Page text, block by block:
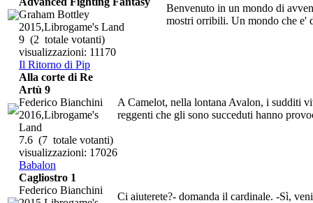
Benvenuto in un mondo di
mostri orribili. Un mondo che e'
Graham Bottley
2015,Librogame's Land
9 (2 totale votanti)
visualizzazioni: 11170
Il Ritorno di Pip
A Camelot, nella lontana Avalon, i sudditi
reggenti che gli sono succeduti hanno
Alla corte di Re
Artù 9
Federico Bianchini
2016,Librogame's
Land
7.6 (7 totale votanti)
visualizzazioni: 17026
Babalon
Ci aiuterete?- domanda il cardinale. -Sì,
Cagliostro 1
Federico Bianchini